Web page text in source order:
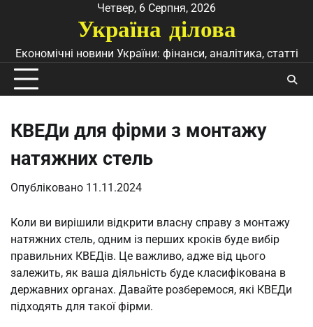
Четвер, 6 Серпня, 2026
Україна ділова
Економічні новини України: фінанси, аналітика, статті
КВЕДи для фірми з монтажу
натяжних стель
Опубліковано 11.11.2024
Коли ви вирішили відкрити власну справу з монтажу
натяжних стель, одним із перших кроків буде вибір
правильних КВЕДів. Це важливо, адже від цього
залежить, як ваша діяльність буде класифікована в
державних органах. Давайте розберемося, які КВЕДи
підходять для такої фірми.